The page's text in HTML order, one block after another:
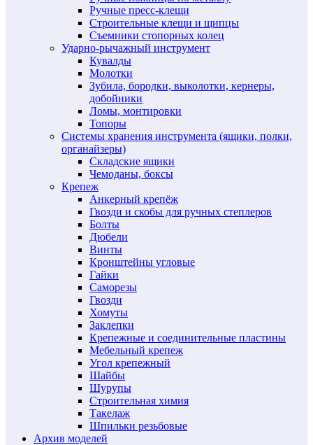
Ручные пресс-клещи
Строительные клещи и щипцы
Съемники стопорных колец
Ударно-рычажный инструмент
Кувалды
Молотки
Зубила, бородки, выколотки, кернеры,
добойники
Ломы, монтировки
Топоры
Системы хранения инструмента (ящики, полки,
органайзеры)
Складские ящики
Чемоданы, боксы
Крепеж
Анкерный крепёж
Гвозди и скобы для ручных степлеров
Болты
Дюбели
Винты
Кронштейны угловые
Гайки
Саморезы
Гвозди
Хомуты
Заклепки
Крепежные и соединительные пластины
Мебельный крепеж
Угол крепежный
Шайбы
Шурупы
Строительная химия
Такелаж
Шпильки резьбовые
Архив моделей